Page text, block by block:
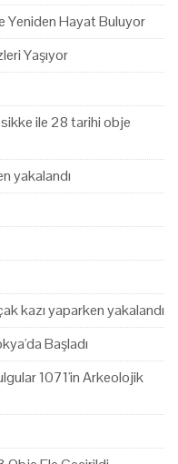
Yeniden Hayat Buluyor
Yaşıyor
ile 28 tarihi obje
yakalandı
kazı yaparken yakalandı
Başladı
1071'in Arkeolojik